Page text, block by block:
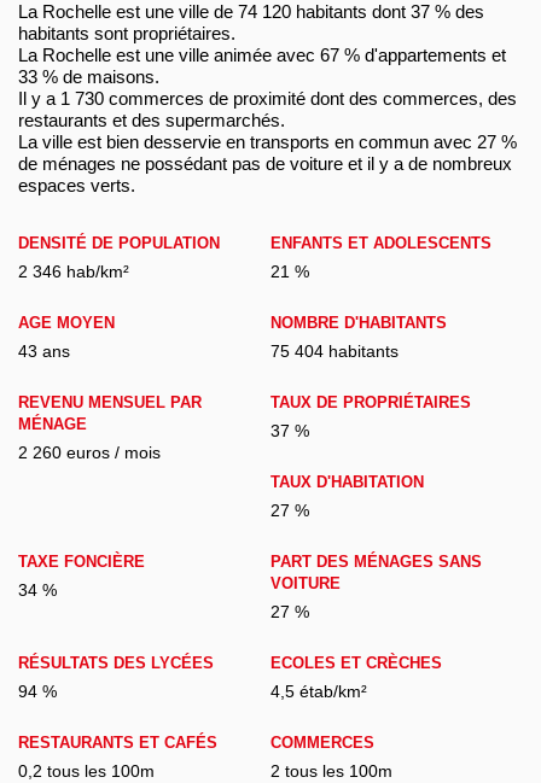
La Rochelle est une ville de 74 120 habitants dont 37 % des
habitants sont propriétaires.
La Rochelle est une ville animée avec 67 % d'appartements et
33 % de maisons.
Il y a 1 730 commerces de proximité dont des commerces, des
restaurants et des supermarchés.
La ville est bien desservie en transports en commun avec 27 %
de ménages ne possédant pas de voiture et il y a de nombreux
espaces verts.
DENSITÉ DE POPULATION
2 346 hab/km²
ENFANTS ET ADOLESCENTS
21 %
AGE MOYEN
43 ans
NOMBRE D'HABITANTS
75 404 habitants
REVENU MENSUEL PAR
MÉNAGE
2 260 euros / mois
TAUX DE PROPRIÉTAIRES
37 %
TAUX D'HABITATION
27 %
TAXE FONCIÈRE
34 %
PART DES MÉNAGES SANS
VOITURE
27 %
RÉSULTATS DES LYCÉES
94 %
ECOLES ET CRÈCHES
4,5 étab/km²
RESTAURANTS ET CAFÉS
0,2 tous les 100m
COMMERCES
2 tous les 100m